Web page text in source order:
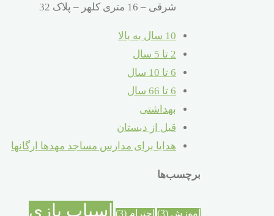
شرقی – 16 متری کلهر – پلاک 32
10 سال به بالا
2 تا 5 سال
6 تا 10 سال
6 تا 66 سال
بهداشتی
قبل از دبستان
هدایا برای مدارس مساجد مهدها ارگانها
برچسب‌ها
آموزش (3) احترام (3)
اسباب بازی